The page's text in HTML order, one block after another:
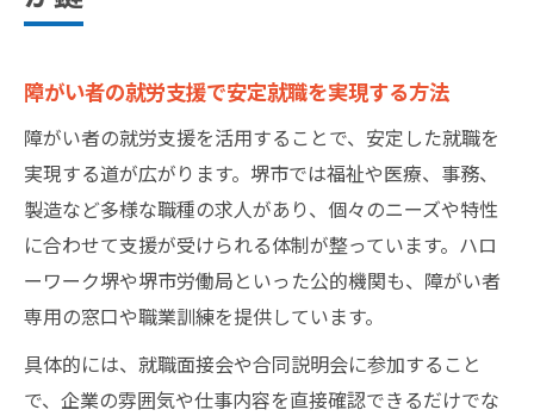
障がい者の就労支援で安定就職を実現する方法
障がい者の就労支援を活用することで、安定した就職を
実現する道が広がります。堺市では福祉や医療、事務、
製造など多様な職種の求人があり、個々のニーズや特性
に合わせて支援が受けられる体制が整っています。ハロ
ーワーク堺や堺市労働局といった公的機関も、障がい者
専用の窓口や職業訓練を提供しています。
具体的には、就職面接会や合同説明会に参加すること
で、企業の雰囲気や仕事内容を直接確認できるだけでな